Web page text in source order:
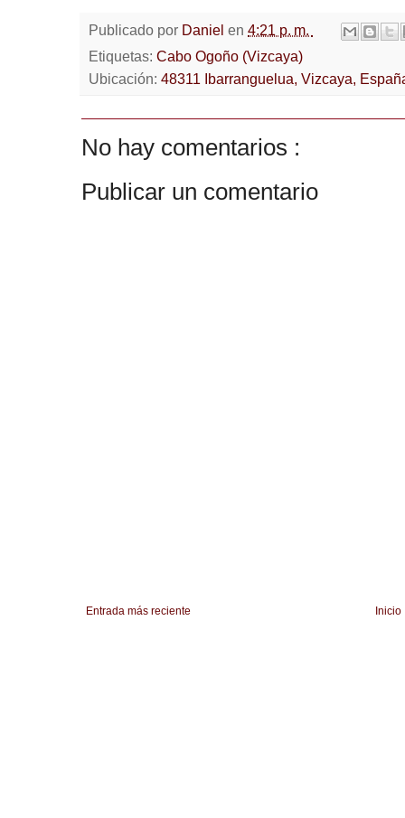
Publicado por Daniel en 4:21 p. m.
Etiquetas: Cabo Ogoño (Vizcaya)
Ubicación: 48311 Ibarranguelua, Vizcaya,
No hay comentarios :
Publicar un comentario
Entrada más reciente Inicio